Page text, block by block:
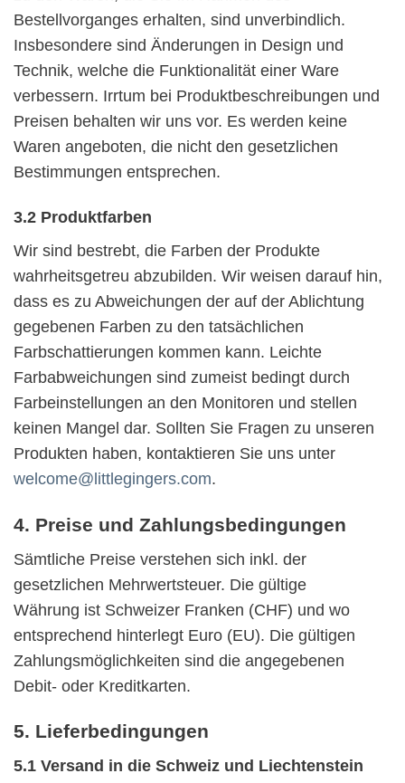
Bestellvorganges erhalten, sind unverbindlich.
Insbesondere sind Änderungen in Design und
Technik, welche die Funktionalität einer Ware
verbessern. Irrtum bei Produktbeschreibungen und
Preisen behalten wir uns vor. Es werden keine
Waren angeboten, die nicht den gesetzlichen
Bestimmungen entsprechen.
3.2 Produktfarben
Wir sind bestrebt, die Farben der Produkte
wahrheitsgetreu abzubilden. Wir weisen darauf hin,
dass es zu Abweichungen der auf der Ablichtung
gegebenen Farben zu den tatsächlichen
Farbschattierungen kommen kann. Leichte
Farbabweichungen sind zumeist bedingt durch
Farbeinstellungen an den Monitoren und stellen
keinen Mangel dar. Sollten Sie Fragen zu unseren
Produkten haben, kontaktieren Sie uns unter
welcome@littlegingers.com.
4. Preise und Zahlungsbedingungen
Sämtliche Preise verstehen sich inkl. der
gesetzlichen Mehrwertsteuer. Die gültige
Währung ist Schweizer Franken (CHF) und wo
entsprechend hinterlegt Euro (EU). Die gültigen
Zahlungsmöglichkeiten sind die angegebenen
Debit- oder Kreditkarten.
5. Lieferbedingungen
5.1 Versand in die Schweiz und Liechtenstein